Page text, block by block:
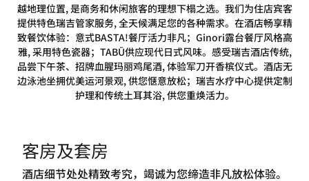
越地理位置, 是商务和休闲旅客的理想下榻之选。我们为住店宾客
提供特色瑞吉管家服务, 全天候满足您的各种需求。在酒店畅享精
致餐饮体验：意式BASTA!餐厅活力非凡；Ginori露台餐厅风格高
雅, 采用特色瓷器；TABŪ供应现代日式风味。感受瑞吉酒店传统,
品尝下午茶、招牌血腥玛丽鸡尾酒, 体验军刀开香槟仪式。酒店无
边泳池坐拥优美运河景观, 供您惬意放松；瑞吉水疗中心提供定制
护理和传统土耳其浴, 供您重焕活力。
客房及套房
酒店细节处处精致考究，竭诚为您缔造非凡放松体验。